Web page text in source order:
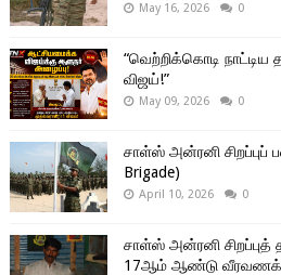
May 16, 2026 0
“வெற்றிக்கொடி நாட்டிய
விஜய்!”
May 09, 2026 0
சாள்ஸ் அன்ரனி சிறப்புப்
Brigade)
April 10, 2026 0
சாள்ஸ் அன்ரனி
17ஆம் ஆண்டு